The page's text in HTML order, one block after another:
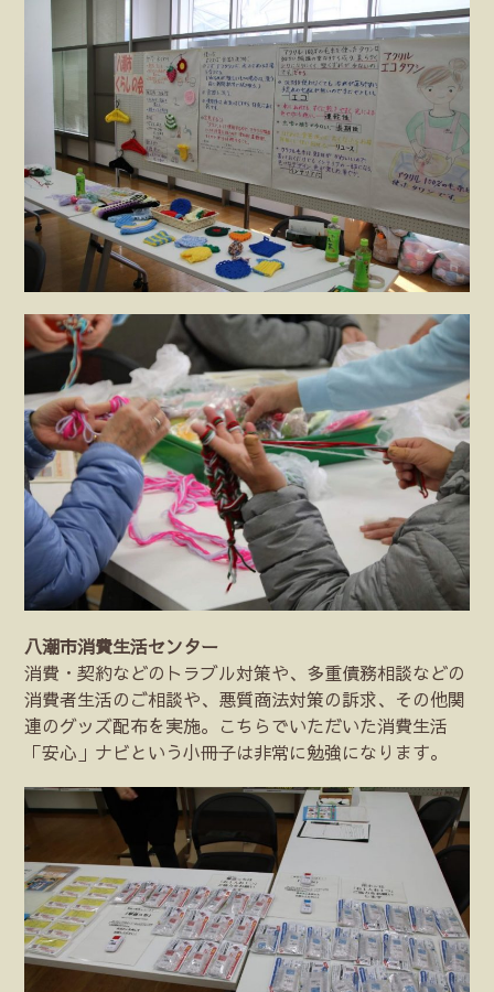
八潮市消費生活センター
消費・契約などのトラブル対策や、多重債務相談などの
消費者生活のご相談や、悪質商法対策の訴求、その他関
連のグッズ配布を実施。こちらでいただいた消費生活
「安心」ナビという小冊子は非常に勉強になります。